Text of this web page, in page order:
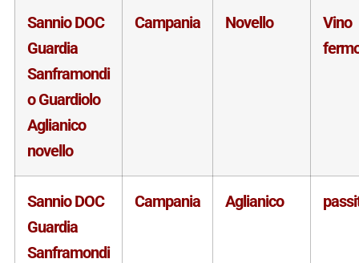
Sannio DOC
Guardia
Sanframondi
o Guardiolo
Aglianico
novello
Campania Novello
Vino
Sannio DOC
Guardia
Sanframondi
Campania Aglianico